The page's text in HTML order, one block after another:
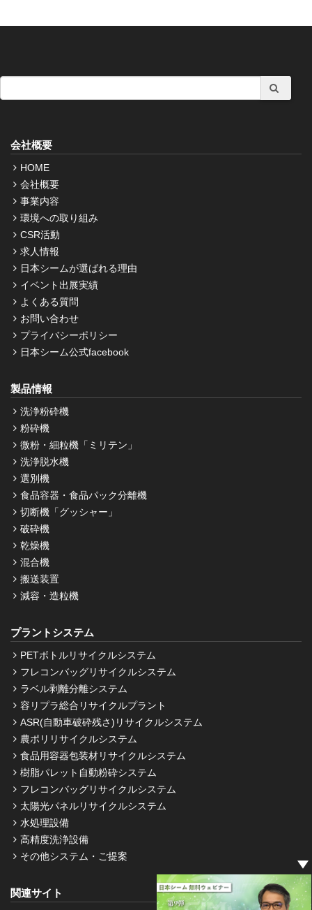
会社概要
HOME
会社概要
事業内容
環境への取り組み
CSR活動
求人情報
日本シームが選ばれる理由
イベント出展実績
よくある質問
お問い合わせ
プライバシーポリシー
日本シーム公式facebook
製品情報
洗浄粉砕機
粉砕機
微粉・細粒機「ミリテン」
洗浄脱水機
選別機
食品容器・食品パック分離機
切断機「グッシャー」
破砕機
乾燥機
混合機
搬送装置
減容・造粒機
プラントシステム
PETボトルリサイクルシステム
フレコンバッグリサイクルシステム
ラベル剥離分離システム
容リプラ総合リサイクルプラント
ASR(自動車破砕残さ)リサイクルシステム
農ポリリサイクルシステム
食品用容器包装材リサイクルシステム
樹脂パレット自動粉砕システム
フレコンバッグリサイクルシステム
太陽光パネルリサイクルシステム
水処理設備
高精度洗浄設備
その他システム・ご提案
関連サイト